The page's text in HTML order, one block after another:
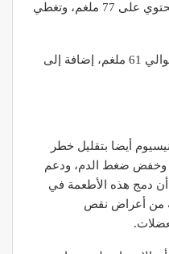
8. اللوز: حفنة صغيرة (28 غراماً) تحتوي على 77 ملغم، وتغطي
9. حليب الصويا: كوب واحد يوفر حوالي 61 ملغم، إضافة إلى
أيضا بتقليل خطر
وخفض ضغط الدم، ودعم
أن دمج هذه الأطعمة في
من أعراض نقص